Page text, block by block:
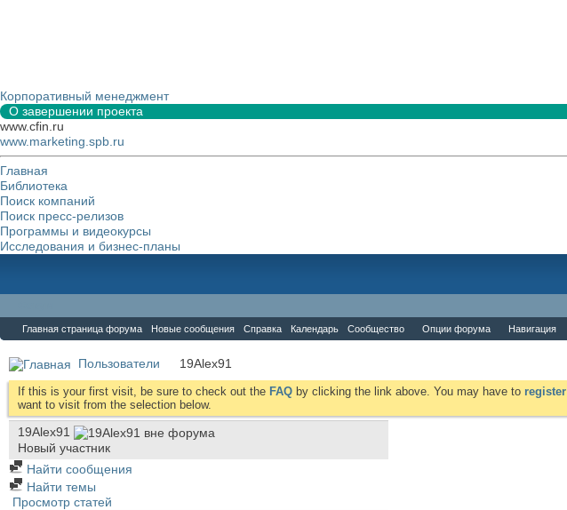
Корпоративный менеджмент
О завершении проекта
www.cfin.ru
www.marketing.spb.ru
Главная
Библиотека
Поиск компаний
Поиск пресс-релизов
Программы и видеокурсы
Исследования и бизнес-планы
Главная страница форума Новые сообщения Справка Календарь Сообщество Опции форума Навигация
Пользователи 19Alex91
If this is your first visit, be sure to check out the FAQ by clicking the link above. You may have to register
want to visit from the selection below.
19Alex91
Новый участник
Найти сообщения
Найти темы
Просмотр статей